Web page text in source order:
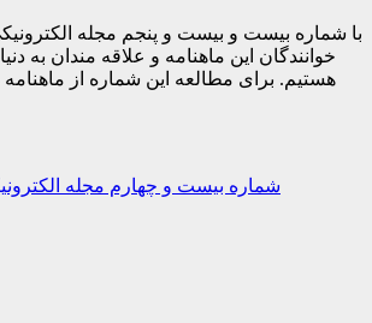
با شماره بیست و بیست و پنجم مجله
خوانندگان این ماهنامه و علاقه مندان به
هستیم. برای مطالعه این شماره از ماهنامه